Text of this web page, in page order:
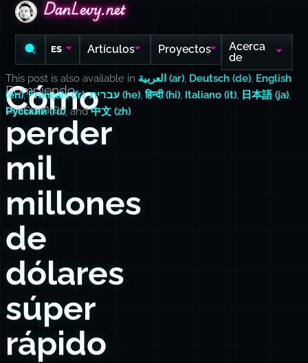
DanLevy.net
DanLevy.net
DanLevy.net
ES Artículos Proyectos
Acerca
de
Cómo
perder
mil
millones
de
dólares
súper
rápido
Rompiendo
unicornios
This post is also available in العربية (ar), Deutsch (de), English
(en),Français (fr), עברית (he),हिन्दी (hi), Italiano (it), 日本語 (ja),
Русский (ru), and中文 (zh).